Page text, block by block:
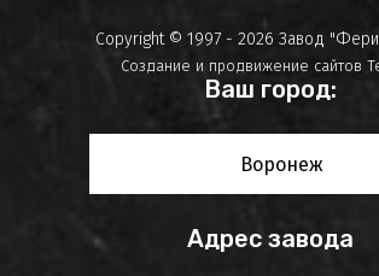
Copyright © 1997 - 2026 Завод
Создание и продвижение сайтов
Ваш город:
Воронеж
Адрес завода